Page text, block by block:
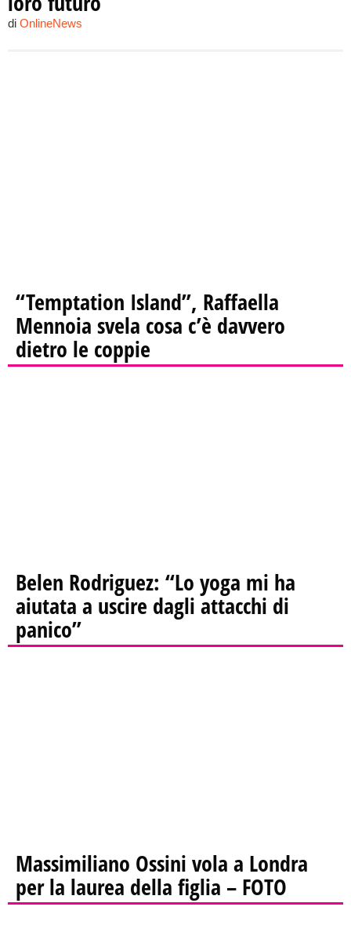
di OnlineNews
“Temptation Island”, Raffaella
Mennoia svela cosa c’è davvero
dietro le coppie
Belen Rodriguez: “Lo yoga mi ha
aiutata a uscire dagli attacchi di
panico”
Massimiliano Ossini vola a Londra
per la laurea della figlia – FOTO